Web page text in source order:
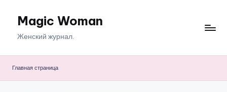
ПерейтиMagic Woman
Женский журнал.
Главная страница